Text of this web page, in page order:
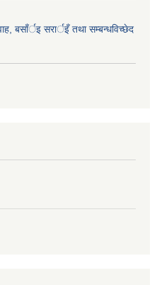
बसाँर्इ सरार्इँ तथा सम्बन्धविच्छेद